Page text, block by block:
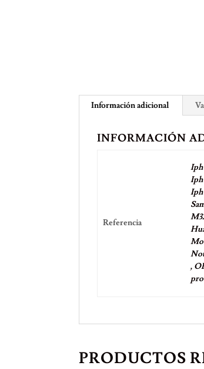
Información adicional
INFORMACIÓN
Referencia
,
PRODUCTOS